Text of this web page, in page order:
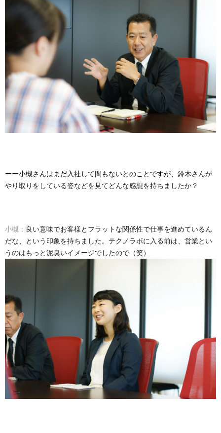
ーー小槻さんはまだ入社して間もないとのことですが、 鈴木さんが
やり取りをしている姿などを見てどんな感想を持ちましたか？
小槻： 良い意味でお客様とフラットな関係性で仕事を進めているん
だな、という印象を持ちました。テクノラボに入る前は、営業とい
うのはもっと泥臭いイメージでしたので（笑）